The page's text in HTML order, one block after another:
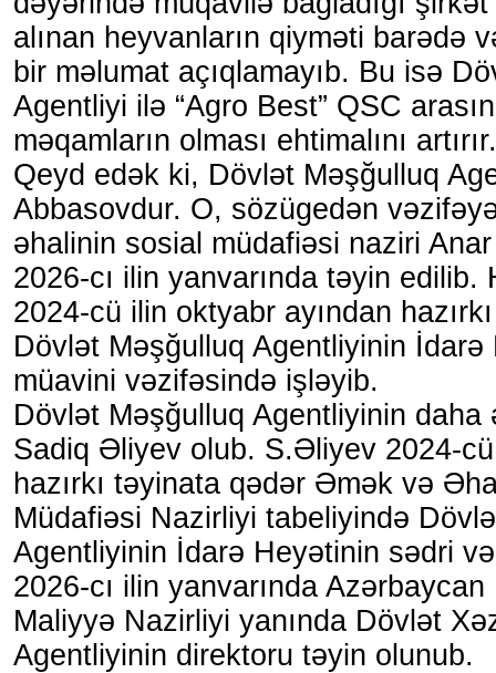
alınan heyvanların qiyməti barədə
bir məlumat açıqlamayıb. Bu isə
Agentliyi ilə “Agro Best” QSC
məqamların olması ehtimalını artırır.
Qeyd edək ki, Dövlət Məşğulluq
Abbasovdur. O, sözügedən
əhalinin sosial müdafiəsi naziri
2026-cı ilin yanvarında təyin edilib.
2024-cü ilin oktyabr ayından
Dövlət Məşğulluq Agentliyinin
müavini vəzifəsində işləyib.
Dövlət Məşğulluq Agentliyinin daha
Sadiq Əliyev olub. S.Əliyev 2024-
hazırkı təyinata qədər Əmək və
Müdafiəsi Nazirliyi tabeliyində
Agentliyinin İdarə Heyətinin sədri
2026-cı ilin yanvarında Azərbaycan
Maliyyə Nazirliyi yanında Dövlət
Agentliyinin direktoru təyin olunub.